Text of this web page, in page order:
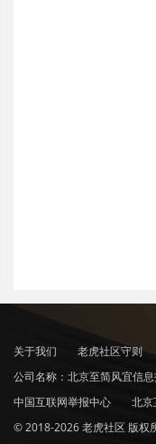
关于我们 老虎社区守则
公司名称：北京至简风宜信
中国互联网举报中心
北京
© 2018-2026 老虎社区 版权